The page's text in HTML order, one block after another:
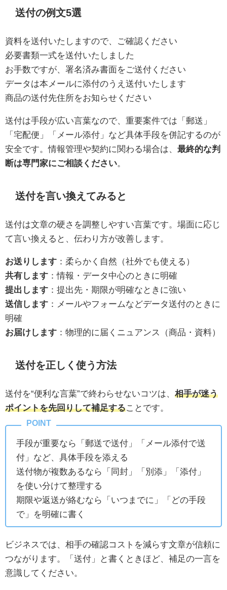
送付の例文5選
資料を送付いたしますので、ご確認ください
必要書類一式を送付いたしました
お手数ですが、署名済み書面をご送付ください
データは本メールに添付のうえ送付いたします
商品の送付先住所をお知らせください
送付は手段が広い言葉なので、重要案件では「郵送」
「宅配便」「メール添付」など具体手段を併記するのが
安全です。情報管理や契約に関わる場合は、 最終的な判
断は専門家にご相談ください
送付を言い換えてみると
送付は文章の硬さを調整しやすい言葉です。場面に応じ
て言い換えると、伝わり方が改善します。
お送りします ：柔らかく自然（社外でも使える）
共有します ：情報・データ中心のときに明確
提出します ：提出先・期限が明確なときに強い
送信します ：メールやフォームなどデータ送付のときに
明確
お届けします ：物理的に届くニュアンス（商品・資料）
送付を正しく使う方法
送付を“便利な言葉”で終わらせないコツは、 相手が迷う
ポイントを先回りして補足する ことです。
手段が重要なら「郵送で送付」「メール添付で送
付」など、具体手段を添える
送付物が複数あるなら「同封」「別添」「添付」
を使い分けて整理する
期限や返送が絡むなら「いつまでに」「どの手段
で」を明確に書く
ビジネスでは、相手の確認コストを減らす文章が信頼に
つながります。「送付」と書くときほど、補足の一言を
意識してください。